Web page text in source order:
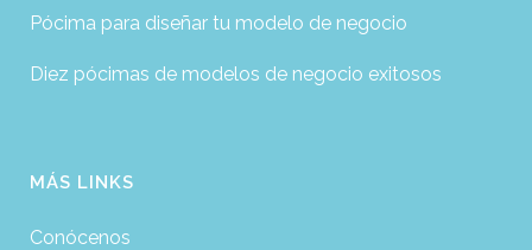
Pócima para diseñar tu modelo de negocio
Diez pócimas de modelos de negocio exitosos
MÁS LINKS
Conócenos